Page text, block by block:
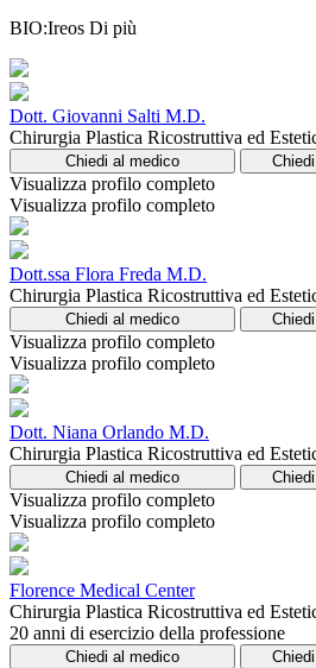
BIO:Ireos Di più
Dott. Giovanni Salti M.D.
Chirurgia Plastica Ricostruttiva ed
Chiedi al medico
Visualizza profilo completo
Visualizza profilo completo
Dott.ssa Flora Freda M.D.
Chirurgia Plastica Ricostruttiva ed
Chiedi al medico
Visualizza profilo completo
Visualizza profilo completo
Dott. Niana Orlando M.D.
Chirurgia Plastica Ricostruttiva ed
Chiedi al medico
Visualizza profilo completo
Visualizza profilo completo
Florence Medical Center
Chirurgia Plastica Ricostruttiva ed
20 anni di esercizio della professione
Chiedi al medico